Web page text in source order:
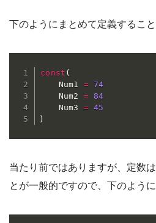
下のようにまとめて定義すること
const (
    Num1
= 74
    Num2
= 84
    Num3
= 45
)
当たり前ではありますが、定数
とが一般的ですので、下のよう